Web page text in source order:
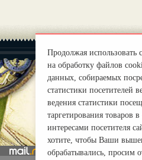
О нас |
Продолжая использовать
на обработку файлов
данных, собираемых
статистики посетителей
ведения статистики
таргетирования товаров в
интересами посетителя
хотите, чтобы Ваши
обрабатывались, просим